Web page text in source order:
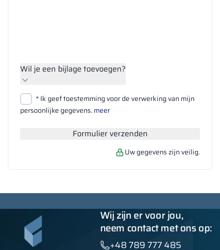
Wil je een bijlage toevoegen?
Bestanden bijvoegen
Zoeken
* Ik geef toestemming voor de verwerking van mijn
persoonlijke gegevens.meer
Formulier verzenden
Uw gegevens zijn veilig.
Wij zijn er voor jou,
neem contact met ons op:
+48 789 777 485